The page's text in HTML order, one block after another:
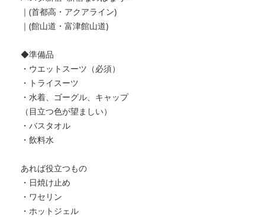
｜(首都高・アクアライン)
｜(館山道・富津館山道)
◆準備品
・ウエットスーツ（必須）
・トライスーツ
・水着、ゴーグル、キャップ
（目立つ色が望ましい）
・バスタオル
・飲料水
あれば役立つもの
・日焼け止め
・ワセリン
・ホットジェル